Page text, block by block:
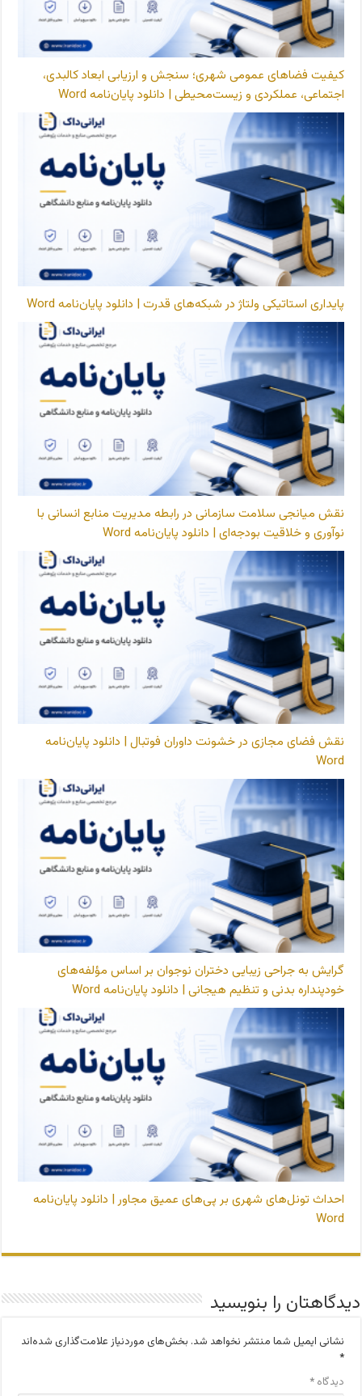
کیفیت فضاهای عمومی شهری؛ سنجش و ارزیابی ابعاد کالبدی،
اجتماعی، عملکردی و زیست‌محیطی | دانلود پایان‌نامه Word
پایداری استاتیکی ولتاژ در شبکه‌های قدرت | دانلود پایان‌نامه Word
نقش میانجی سلامت سازمانی در رابطه مدیریت منابع انسانی با
نوآوری و خلاقیت بودجه‌ای | دانلود پایان‌نامه Word
نقش فضای مجازی در خشونت داوران فوتبال | دانلود پایان‌نامه
Word
گرایش به جراحی زیبایی دختران نوجوان بر اساس مؤلفه‌های
خودپنداره بدنی و تنظیم هیجانی | دانلود پایان‌نامه Word
احداث تونل‌های شهری بر پی‌های عمیق مجاور | دانلود پایان‌نامه
Word
دیدگاهتان را بنویسید
نشانی ایمیل شما منتشر نخواهد شد. بخش‌های موردنیاز علامت‌گذاری شده‌اند
*
دیدگاه*